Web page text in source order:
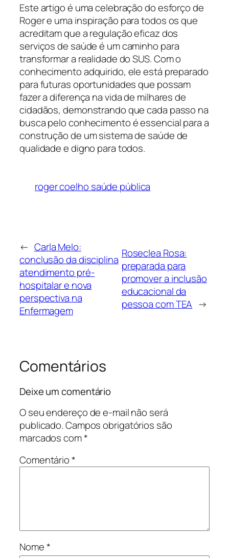
Este artigo é uma celebração do esforço de
Roger e uma inspiração para todos os que
acreditam que a regulação eficaz dos
serviços de saúde é um caminho para
transformar a realidade do SUS. Com o
conhecimento adquirido, ele está preparado
para futuras oportunidades que possam
fazer a diferença na vida de milhares de
cidadãos, demonstrando que cada passo na
busca pelo conhecimento é essencial para a
construção de um sistema de saúde de
qualidade e digno para todos.
roger coelho saúde pública
← Carla Melo:
conclusão da disciplina
atendimento pré-
hospitalar e nova
perspectiva na
Enfermagem
Roseclea Rosa:
preparada para
promover a inclusão
educacional da
pessoa com TEA →
Comentários
Deixe um comentário
O seu endereço de e-mail não será
publicado.Campos obrigatórios são
marcados com*
Comentário*
Nome*